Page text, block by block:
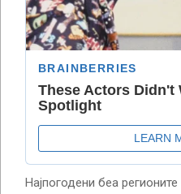
Најпогодени беа